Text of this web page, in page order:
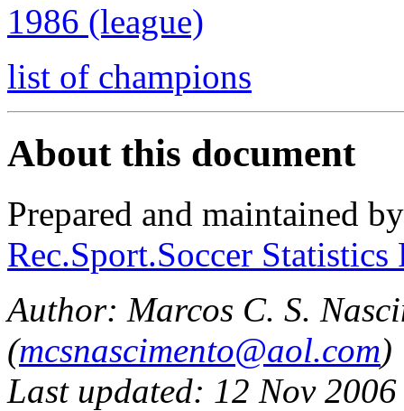
1986 (league)
list of champions
About this document
Prepared and maintained
Rec.Sport.Soccer
Author: Marcos C. S.
(mcsnascimento@aol.com)
Last updated: 12 Nov 2006